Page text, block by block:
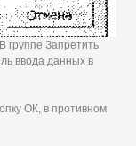
группе Запретить
ввода данных в
ОК, в противном